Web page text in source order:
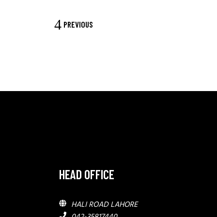
PREVIOUS
HEAD OFFICE
HALI ROAD LAHORE